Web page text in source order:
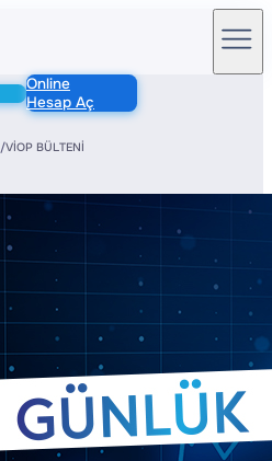
Online
Hesap Aç
/VİOP BÜLTENİ